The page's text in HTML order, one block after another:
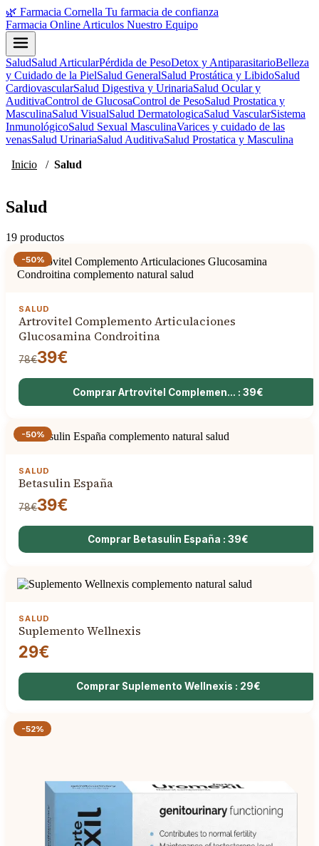
🌿 Farmacia Cornella Tu farmacia de confianza
Farmacia Online Articulos Nuestro Equipo
SaludSalud ArticularPérdida de PesoDetox y AntiparasitarioBelleza
y Cuidado de la PielSalud GeneralSalud Prostática y LibidoSalud
CardiovascularSalud Digestiva y UrinariaSalud Ocular y
AuditivaControl de GlucosaControl de PesoSalud Prostatica y
MasculinaSalud VisualSalud DermatologicaSalud VascularSistema
InmunológicoSalud Sexual MasculinaVarices y cuidado de las
venasSalud UrinariaSalud AuditivaSalud Prostatica y Masculina
Inicio / Salud
Salud
19 productos
-50%
SALUD
Artrovitel Complemento Articulaciones
Glucosamina Condroitina
78€39€
Comprar Artrovitel Complemen... : 39€
-50%
SALUD
Betasulin España
78€39€
Comprar Betasulin España : 39€
SALUD
Suplemento Wellnexis
29€
Comprar Suplemento Wellnexis : 29€
-52%